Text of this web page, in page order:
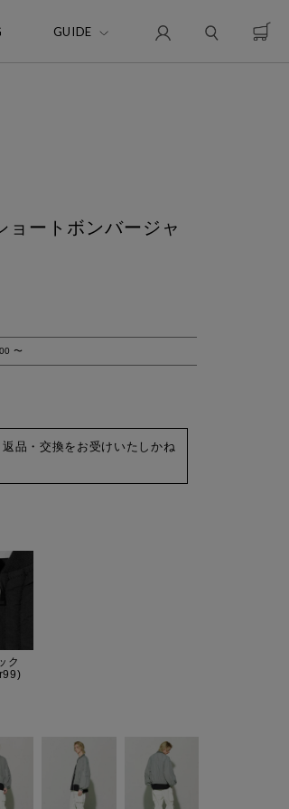
GUIDE
ク
ートボンバージャ
〜
品・交換をお受けいたしかね